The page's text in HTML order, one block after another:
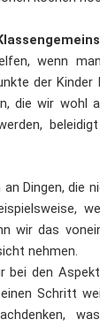
wenn man
der Kinder
die wir wohl
Dingen, die
wir das
nehmen.
den
Schritt